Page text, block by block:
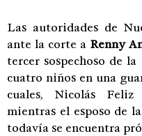
Las autoridades de
ante la corte a Renny
tercer sospechoso de
cuatro niños en una
cuales, Nicolás
mientras el esposo de
todavía se encuentra